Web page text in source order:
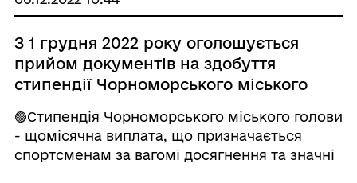
З 1 грудня 2022 року оголошується
прийом документів на здобуття
стипендії Чорноморського міського
🟢Стипендія Чорноморського міського голови
- щомісячна виплата, що призначається
спортсменам за вагомі досягнення та значні